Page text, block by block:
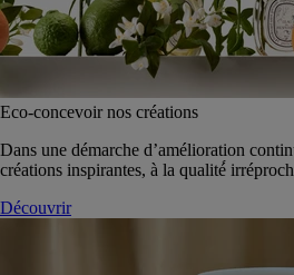
Eco-concevoir nos créations
Dans une démarche d’amélioration
créations inspirantes, à la qualité́
Découvrir